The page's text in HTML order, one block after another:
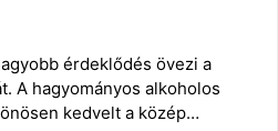
érdeklődés övezi a
A hagyományos alkoholos
kedvelt a közép…